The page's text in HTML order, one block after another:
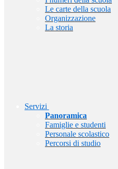
Le carte della scuola
Organizzazione
La storia
Servizi
Panoramica
Famiglie e studenti
Personale scolastico
Percorsi di studio